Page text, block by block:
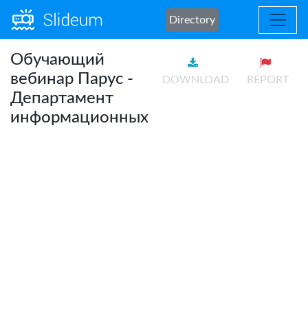
Directory
Обучающий
вебинар Парус -
Департамент
информационных
DOWNLOAD REPORT